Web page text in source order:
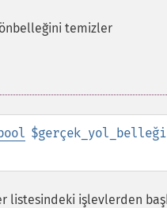
temizler
listesindeki işlevlerden